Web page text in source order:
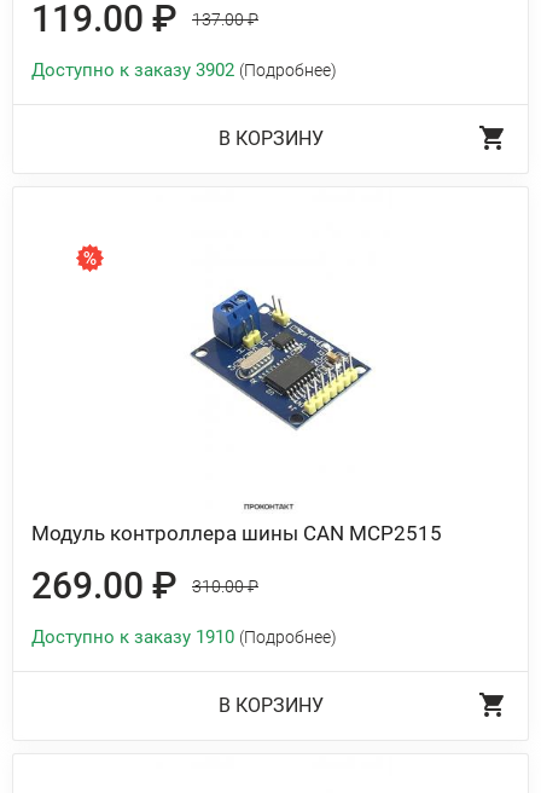
119.00 ₽ 137.00 ₽
Доступно к заказу 3902 (Подробнее)
В КОРЗИНУ
Модуль контроллера шины CAN MCP2515
269.00 ₽ 310.00 ₽
Доступно к заказу 1910 (Подробнее)
В КОРЗИНУ